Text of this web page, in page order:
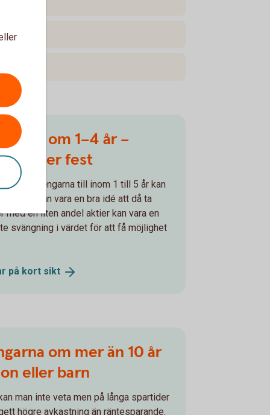
om 1–4 år –
eller fest
pengarna till inom 1 till 5 år kan
det kan vara en bra idé att då ta
med en liten andel aktier kan vara en
svängning i värdet för att få möjlighet
på kort sikt
om mer än 10 år
eller barn
man inte veta men på långa spartider
högre avkastning än räntesparande.